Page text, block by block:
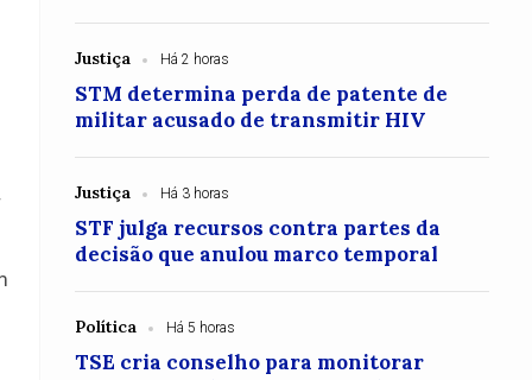
Justiça Há 2 horas
STM determina perda de patente de
militar acusado de transmitir HIV
Justiça Há 3 horas
STF julga recursos contra partes da
decisão que anulou marco temporal
Política Há 5 horas
TSE cria conselho para monitorar